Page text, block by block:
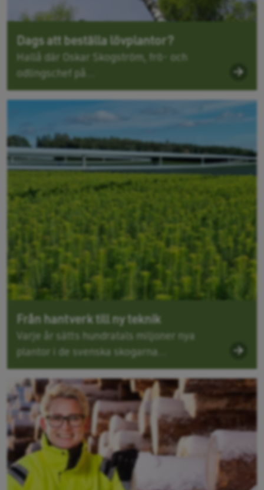
Dags att beställa lövplantor?
Hallå där Oskar Skogström, frö- och
odlingschef på...
Från hantverk till ny teknik
Varje år sätts hundratals miljoner nya
plantor i de svenska skogarna...